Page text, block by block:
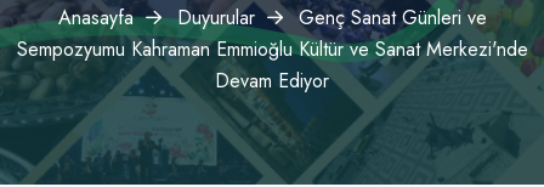
Anasayfa Duyurular
Genç Sanat Günleri ve
Sempozyumu Kahraman Emmioğlu Kültür ve Sanat Merkezi'nde
Devam Ediyor